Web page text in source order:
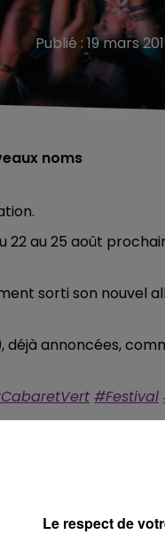
LA POP
Publié : 19 mars
noms
au 25 août
sorti son nouvel
annoncées,
#Festival
Le respect de